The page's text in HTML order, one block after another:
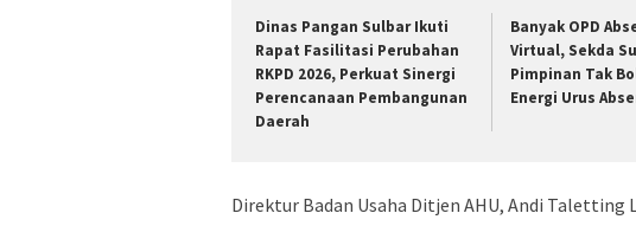
Dinas Pangan Sulbar Ikuti
Rapat Fasilitasi Perubahan
RKPD 2026, Perkuat Sinergi
Perencanaan Pembangunan
Daerah
Banyak OPD
Virtual, Sekda
Pimpinan Tak
Energi Urus
Direktur Badan Usaha Ditjen AHU, Andi